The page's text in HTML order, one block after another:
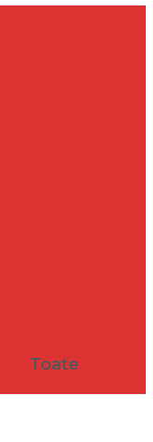
Toate